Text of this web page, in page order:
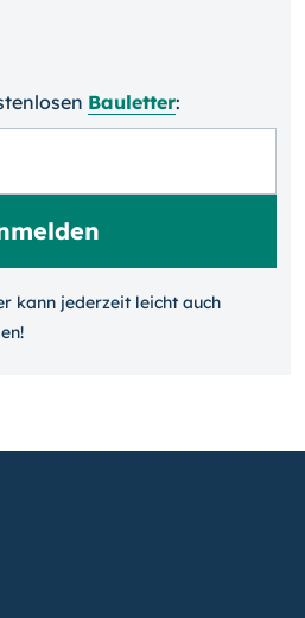
Bauletter:
kann jeder­zeit leicht auch